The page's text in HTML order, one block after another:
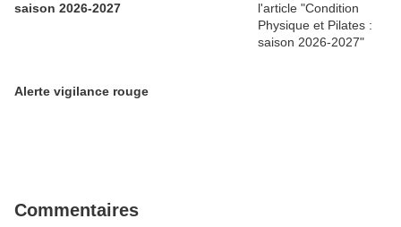
saison 2026-2027
Alerte vigilance rouge
Commentaires